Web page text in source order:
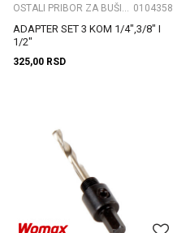
OSTALI PRIBOR ZA BUŠILICE 0104358
ADAPTER SET 3 KOM 1/4",3/8" I
1/2"
325,00 RSD